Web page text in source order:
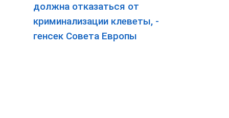
должна отказаться от
криминализации клеветы, -
генсек Совета Европы